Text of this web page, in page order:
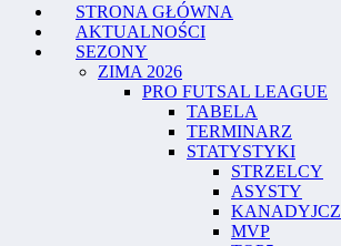
STRONA GŁÓWNA
AKTUALNOŚCI
SEZONY
ZIMA 2026
PRO FUTSAL LEAGUE
TABELA
TERMINARZ
STATYSTYKI
STRZELCY
ASYSTY
MVP